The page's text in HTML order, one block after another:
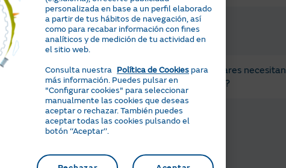
relacionadas
solares instaladas
luz me aconsejáis?
¿Mis placas solares necesitan
mantenimiento?
tengo más preguntas?:
personalizada en base a un perfil elaborado
a partir de tus hábitos de navegación, así
como para recabar información con fines
analíticos y de medición de tu actividad en
el sitio web.
Consulta nuestra Política de Cookies para
más información. Puedes pulsar en
"Configurar cookies" para seleccionar
manualmente las cookies que deseas
aceptar o rechazar. También puedes
aceptar todas las cookies pulsando el
botón ‘‘Aceptar’’.